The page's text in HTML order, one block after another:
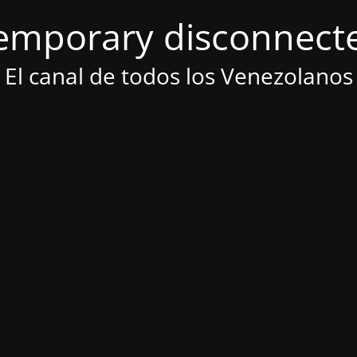
El canal de todos los Venezolanos